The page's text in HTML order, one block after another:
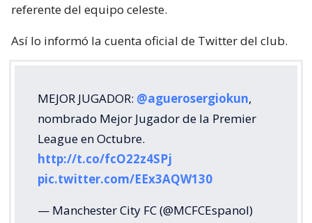
referente del equipo celeste.
Así lo informó la cuenta oficial de Twitter del club.
MEJOR JUGADOR: @aguerosergiokun,
nombrado Mejor Jugador de la Premier
League en Octubre.
http://t.co/fcO22z4SPj
pic.twitter.com/EEx3AQW130
— Manchester City FC (@MCFCEspanol)